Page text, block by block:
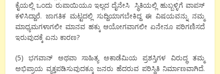
ಕೈಯಲ್ಲಿ ಒಂದು ರುಪಾಯಿಯೂ ಇಲ್ಲದ ದೈನೇಸಿ ಸ್ಥಿತಿಯಲ್ಲಿ ಹುಬ್ಬಳ್ಳಿಗೆ ವಾಪಸ್
ಕಳಿಸಿದ್ದಾರೆ. ಜಾಗತಿಕ ಮಟ್ಟದಲ್ಲಿ ಸುದ್ದಿಯಾಗಬೇಕಿದ್ದ ಈ ವಿಷಯವನ್ನು ನಮ್ಮ
ಮಾಧ್ಯಮಗಳಾಗಲೀ ಮಾನವ ಹಕ್ಕು ಆಯೋಗವಾಗಲೀ ಏನೇನೂ ಪರಿಗಣಿಸದೆ
ಇರುವುದಕ್ಕೆ ಏನು ಕಾರಣ?
(5) ಭಗವಾನ್ ಅಥವಾ ಸಾಹಿತ್ಯ ಅಕಾಡೆಮಿಯ ಪ್ರಶಸ್ತಿಗಳ ವಿರುದ್ಧ ತಮ್ಮ
ಅಭಿಪ್ರಾಯ ವ್ಯಕ್ತಪಡಿಸುವುದಕ್ಕೂ ಜನರು ಹೆದರುವ ಪರಿಸ್ಥಿತಿ ನಿರ್ಮಾಣವಾಗಿದೆ.